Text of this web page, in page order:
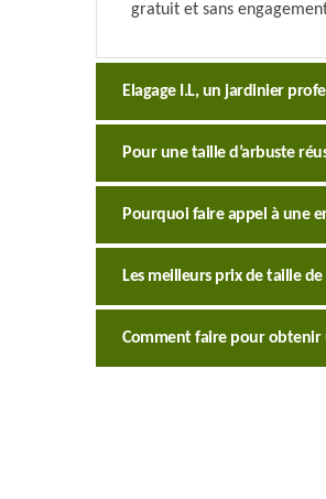
gratuit et sans
Elagage I.L, un jardinier
Pour une taille d’arbuste
Pourquoi faire appel à une
Les meilleurs prix de taille de
Comment faire pour obtenir